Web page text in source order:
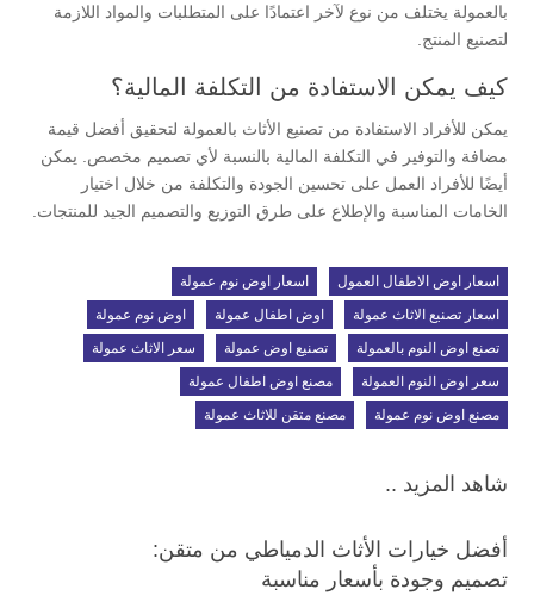
بالعمولة يختلف من نوع لآخر اعتمادًا على المتطلبات والمواد اللازمة
لتصنيع المنتج.
كيف يمكن الاستفادة من التكلفة المالية؟
يمكن للأفراد الاستفادة من تصنيع الأثاث بالعمولة لتحقيق أفضل قيمة
مضافة والتوفير في التكلفة المالية بالنسبة لأي تصميم مخصص. يمكن
أيضًا للأفراد العمل على تحسين الجودة والتكلفة من خلال اختيار
الخامات المناسبة والإطلاع على طرق التوزيع والتصميم الجيد للمنتجات.
اسعار اوض الاطفال العمول
اسعار اوض نوم عمولة
اسعار تصنيع الاثاث عمولة
اوض اطفال عمولة
اوض نوم عمولة
تصنع اوض النوم بالعمولة
تصنيع اوض عمولة
سعر الاثاث عمولة
سعر اوض النوم العمولة
مصنع اوض اطفال عمولة
مصنع اوض نوم عمولة
مصنع متقن للاثاث عمولة
شاهد المزيد ..
أفضل خيارات الأثاث الدمياطي من متقن:
تصميم وجودة بأسعار مناسبة